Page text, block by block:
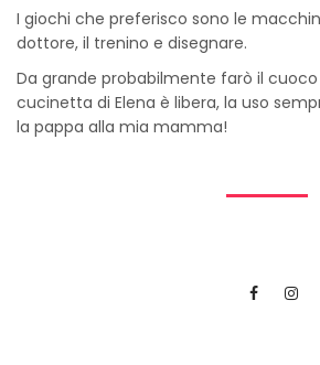
I giochi che preferisco sono le
dottore, il trenino e disegnare.
Da grande probabilmente farò il
cucinetta di Elena è libera, la uso
la pappa alla mia mamma!